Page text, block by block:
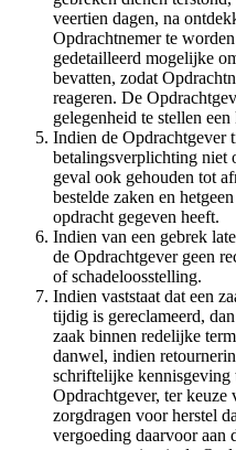
veertien dagen, na
Opdrachtnemer te
gedetailleerd mogelijke
bevatten, zodat
reageren. De
gelegenheid te stellen
Indien de Opdrachtgever
betalingsverplichting niet
geval ook gehouden tot
bestelde zaken en
opdracht gegeven heeft.
Indien van een gebrek
de Opdrachtgever geen
of schadeloosstelling.
Indien vaststaat dat een
tijdig is gereclameerd,
zaak binnen redelijke
danwel, indien
schriftelijke kennisgeving
Opdrachtgever, ter keuze
zorgdragen voor herstel
vergoeding daarvoor aan